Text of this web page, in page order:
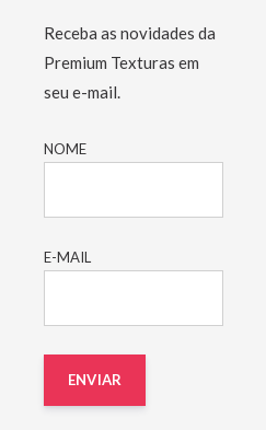
Receba as novidades da
Premium Texturas em
seu e-mail.
NOME
E-MAIL